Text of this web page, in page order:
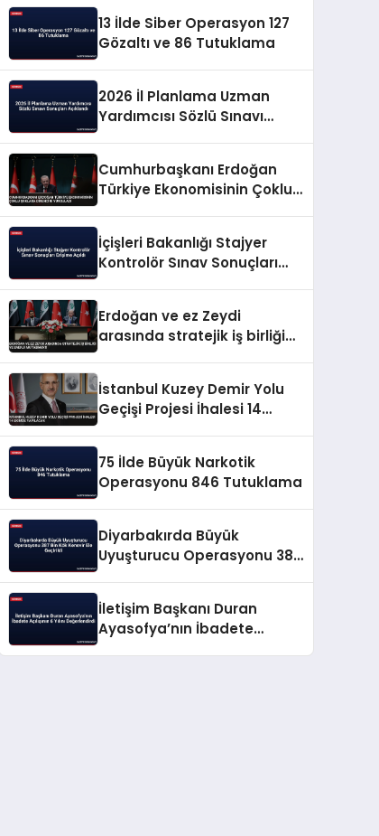
13 İlde Siber Operasyon 127
Gözaltı ve 86 Tutuklama
2026 İl Planlama Uzman
Yardımcısı Sözlü Sınavı
Cumhurbaşkanı Erdoğan
Türkiye Ekonomisinin Çoklu
İçişleri Bakanlığı Stajyer
Kontrolör Sınav Sonuçları
Erdoğan ve ez Zeydi
arasında stratejik iş birliği
İstanbul Kuzey Demir Yolu
Geçişi Projesi İhalesi 14
75 İlde Büyük Narkotik
Operasyonu 846 Tutuklama
Diyarbakırda Büyük
Uyuşturucu Operasyonu 387
İletişim Başkanı Duran
Ayasofya’nın İbadete